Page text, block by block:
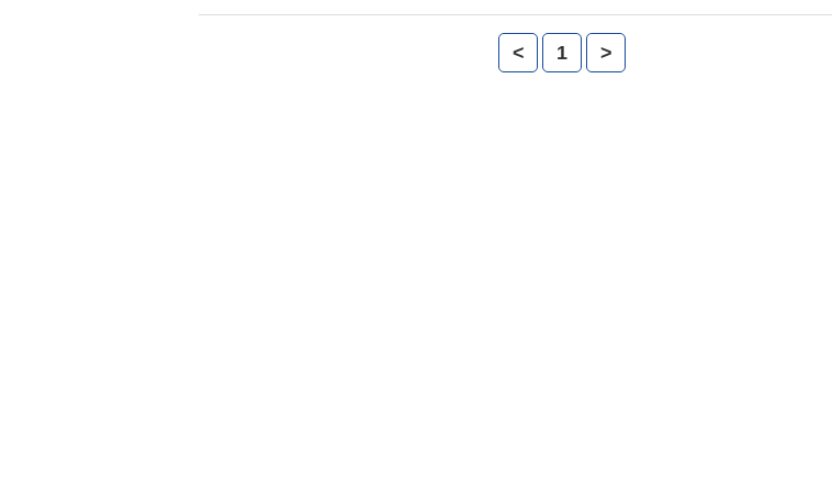
楚令舞校學生大開眼界。中國古典舞所展示的身韻身法技
外的表現力讓他們由衷的欽佩。 ,中國舞大師課令舞校學
< 1 >